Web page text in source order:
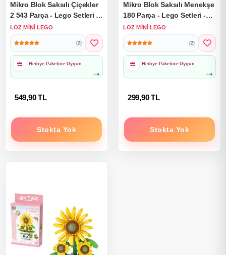
Mikro Blok Saksılı Çiçekler
2 543 Parça - Lego Setleri -
Loz Mini Lego - Çiçek Lego
- Loz Lego - Mikro Bloklar
LOZ MINI LEGO
(2)
1000₺ Üzeri Ücretsiz
Kargo
549,90 TL
Stokta Yok
Mikro Blok Saksılı Menekşe
180 Parça - Lego Setleri -
Loz Mini Lego - Çiçek Lego
- Loz Lego - Mikro Bloklar
LOZ MINI LEGO
(2)
1000₺ Üzeri Ücretsiz
Kargo
299,90 TL
Stokta Yok